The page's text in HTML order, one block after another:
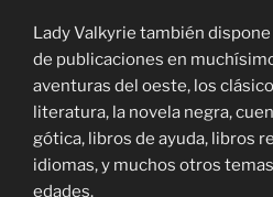
Lady Valkyrie también
de publicaciones en
aventuras del oeste, los
literatura, la novela negra,
gótica, libros de ayuda, libros
idiomas, y muchos otros
edades.